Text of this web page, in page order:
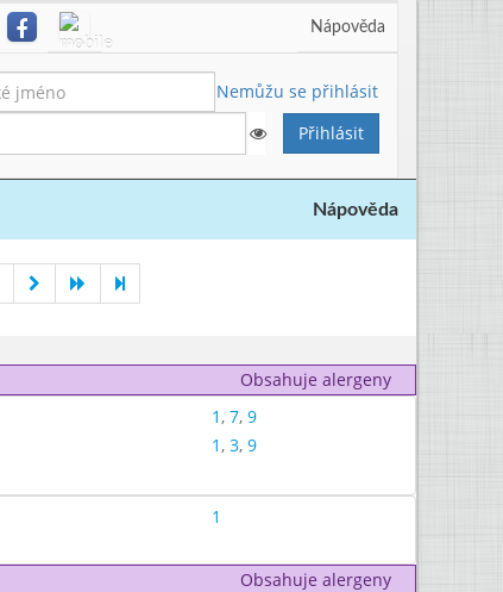
Nápověda
Nemůžu se přihlásit
Nápověda
Obsahuje alergeny
1, 7, 9
1, 3, 9
1
Obsahuje alergeny